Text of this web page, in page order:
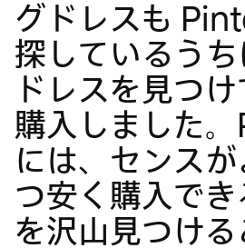
グドレスも
探しているうち
ドレスを見つ
購入しました
には、センスが
つ安く購入でき
を沢山見つける